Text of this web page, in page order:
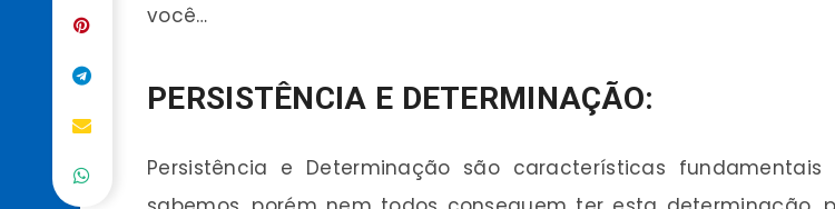
você…
PERSISTÊNCIA E DETERMINAÇÃO:
Persistência e Determinação são características